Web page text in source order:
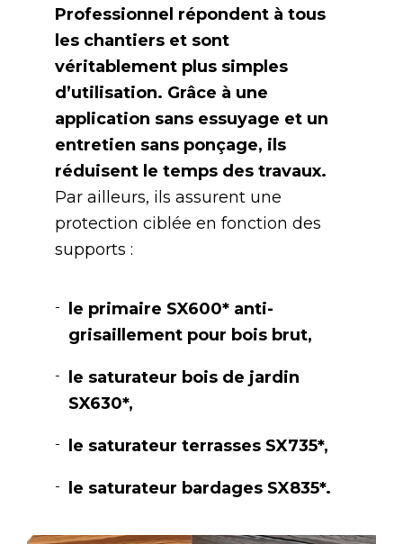
Professionnel répondent à tous
les chantiers et sont
véritablement plus simples
d’utilisation. Grâce à une
application sans essuyage et un
entretien sans ponçage, ils
réduisent le temps des travaux.
Par ailleurs, ils assurent une
protection ciblée en fonction des
supports :
le primaire SX600* anti-
grisaillement pour bois brut,
le saturateur bois de jardin
SX630*,
le saturateur terrasses SX735*,
le saturateur bardages SX835*.